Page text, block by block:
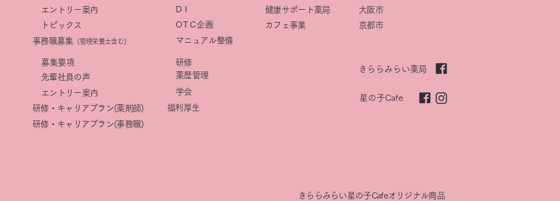
エントリー案内
トピックス
事務職募集 （管理栄養士含む）
​募集要項
先輩社員の声
エントリー案内
研修・キャリアプラン(薬剤師)
DI
OTC企画
マニュアル整備
研修
薬歴管理
学会
福利厚生
研修・キャリアプラン(事務職)
健康サポート薬局
カフェ事業
大阪市
京都市
きららみらい薬局
星の子Cafe
きららみらい星の子Cafeオリジナル商品